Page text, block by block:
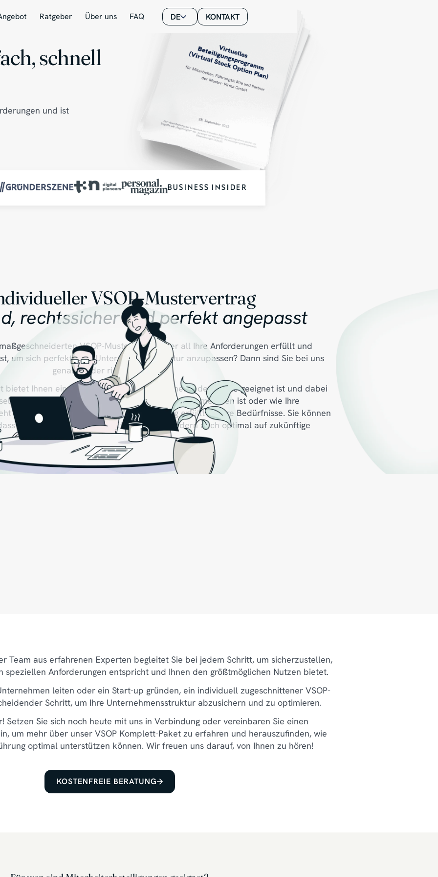
Ratgeber Über uns FAQ DE KONTAKT
schnell
und ist
VSOP-Mustervertrag
rechtssicher und perfekt angepasst
VSOP-Mustervertrag, der all Ihre Anforderungen erfüllt und
um sich perfekt Ihrer Unternehmensstruktur anzupassen? Dann sind Sie bei uns
genau an der richtigen Stelle!
bietet Ihnen eine Lösung, die für Unternehmen jeder Größe geeignet ist und dabei
abdeckt. Unabhängig davon, wie groß Ihr Unternehmen ist oder wie Ihre
- unser maßgeschneiderter Mustervertrag erfüllt all Ihre Bedürfnisse. Sie können
der Vertrag nicht nur rechtssicher ist, sondern auch optimal auf zukünftige
Herausforderungen vorbereitet.
Team aus erfahrenen Experten begleitet Sie bei jedem Schritt, um sicherzustellen,
speziellen Anforderungen entspricht und Ihnen den größtmöglichen Nutzen bietet.
leiten oder ein Start-up gründen, ein individuell zugeschnittener VSOP-
Schritt, um Ihre Unternehmensstruktur abzusichern und zu optimieren.
Setzen Sie sich noch heute mit uns in Verbindung oder vereinbaren Sie einen
um mehr über unser VSOP Komplett-Paket zu erfahren und herauszufinden, wie
optimal unterstützen können. Wir freuen uns darauf, von Ihnen zu hören!
KOSTENFREIE BERATUNG